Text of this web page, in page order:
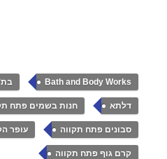
Bath and Body Works
, בת'
דלתא , חנות בשמים פתח
סבונים פתח תקווה , עופר
קרם גוף פתח תקווה